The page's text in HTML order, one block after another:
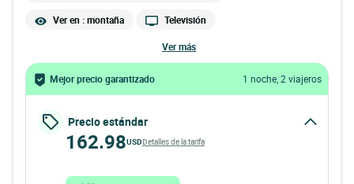
Ver en : montaña Televisión
ver más
Mejor precio garantizado 1 noche, 2 viajeros
Precio estándar
162.98USDDetalles de la tarifa